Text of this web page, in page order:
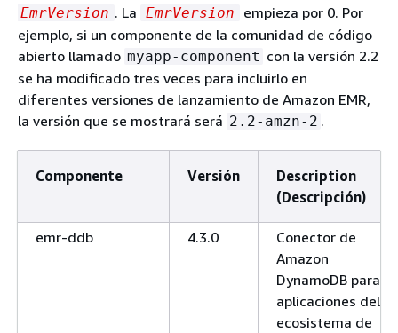
EmrVersion . La EmrVersion
empieza por 0. Por
ejemplo, si un componente de la comunidad de código
abierto llamado myapp-component con la versión 2.2
se ha modificado tres veces para incluirlo en
diferentes versiones de lanzamiento de Amazon EMR,
la versión que se mostrará será 2.2-amzn-2 .
Componente Versión
Description
(Descripción)
emr-ddb 4.3.0
Conector de
Amazon
DynamoDB para
aplicaciones del
ecosistema de